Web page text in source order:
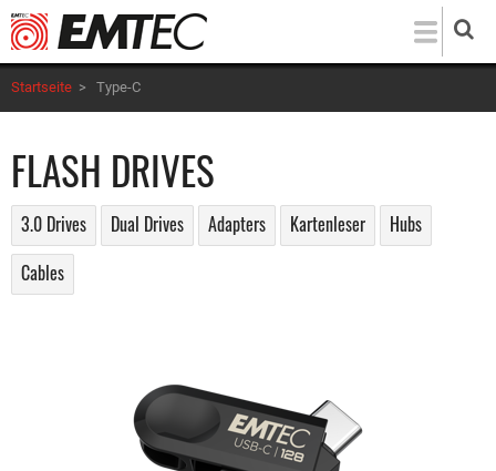
Direkt
zum
Inhalt
Startseite > Type-C
FLASH DRIVES
3.0 Drives Dual Drives Adapters Kartenleser
Hubs
Cables